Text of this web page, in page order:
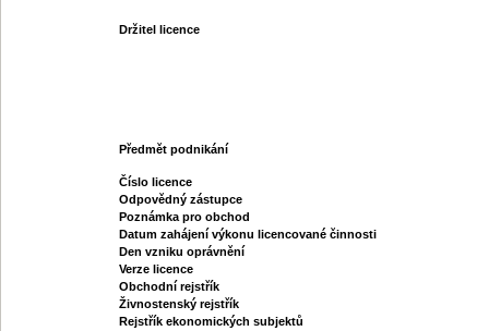
Držitel licence
Předmět podnikání
Číslo licence
Odpovědný zástupce
Poznámka pro obchod
Datum zahájení výkonu licencované činnosti
Den vzniku oprávnění
Verze licence
Obchodní rejstřík
Živnostenský rejstřík
Rejstřík ekonomických subjektů